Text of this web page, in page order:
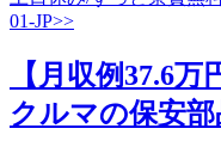
【月収例37.6
クルマの保安